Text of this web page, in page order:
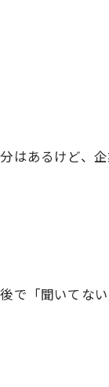
はあるけど、
「聞いてない